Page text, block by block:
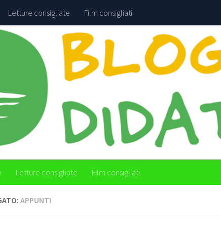
Letture consigliate Film consigliati
Letture consigliate Film consigliati
APPUNTI